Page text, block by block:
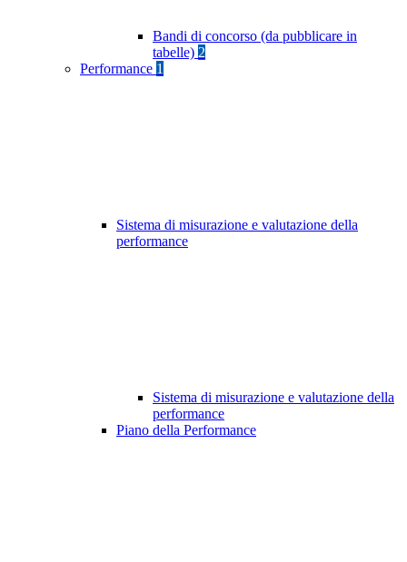
Bandi di concorso (da pubblicare in
tabelle) 2
Performance 1
Sistema di misurazione e valutazione della
performance
Sistema di misurazione e valutazione della
performance
Piano della Performance